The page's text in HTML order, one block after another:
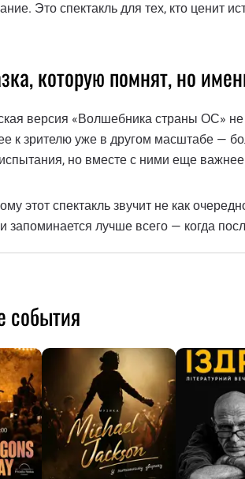
Это спектакль для тех, кто ценит
которую помнят, но
версия «Волшебника страны ОС»
к зрителю уже в другом масштабе —
испытания, но вместе с ними еще
этот спектакль звучит не как
и запоминается лучше всего — когда